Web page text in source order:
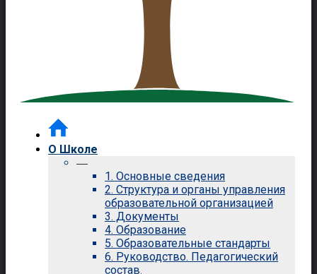
О Школе
—
1. Основные сведения
2. Структура и органы управления
образовательной организацией
3. Документы
4. Образование
5. Образовательные стандарты
6. Руководство. Педагогический
состав.